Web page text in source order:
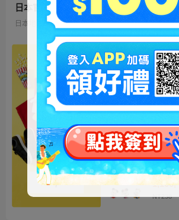
日本官方迪士尼商城
日本地區限定販售的迪士尼商品 多種品類、角色商
ミッキ
2WAY
4,500
NT973
ベイマ
うるぽ
1,300
NT281
ディズ
シーク
迎春コ
1,100
NT238